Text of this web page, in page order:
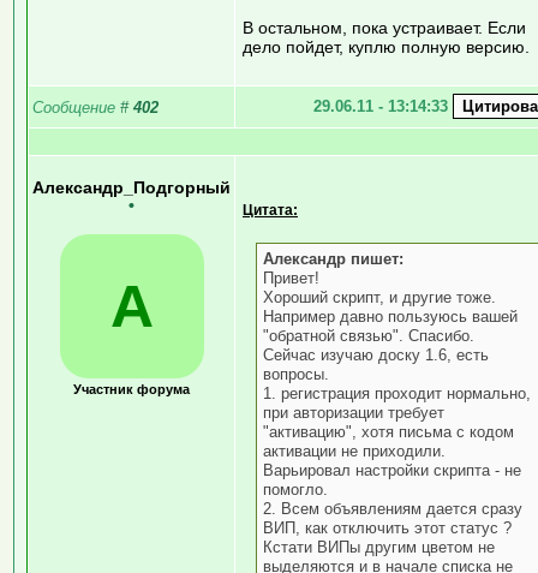
В остальном, пока устраивает. Если
дело пойдет, куплю полную версию.
Сообщение # 402 29.06.11 - 13:14:33
Александр_Подгорный
•
А
Участник форума
Цитата:
Александр пишет:
Привет!
Хороший скрипт, и другие тоже.
Например давно пользуюсь вашей
"обратной связью". Спасибо.
Сейчас изучаю доску 1.6, есть
вопросы.
1. регистрация проходит нормально,
при авторизации требует
"активацию", хотя письма с кодом
активации не приходили.
Варьировал настройки скрипта - не
помогло.
2. Всем объявлениям дается сразу
ВИП, как отключить этот статус ?
Кстати ВИПы другим цветом не
выделяются и в начале списка не